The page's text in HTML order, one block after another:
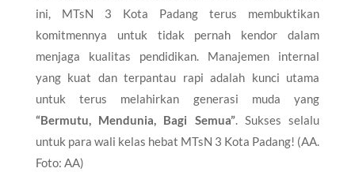
ini, MTsN 3 Kota Padang terus membuktikan
komitmennya untuk tidak pernah kendor dalam
menjaga kualitas pendidikan. Manajemen internal
yang kuat dan terpantau rapi adalah kunci utama
untuk terus melahirkan generasi muda yang
“Bermutu, Mendunia, Bagi Semua”. Sukses selalu
untuk para wali kelas hebat MTsN 3 Kota Padang! (AA.
Foto: AA)